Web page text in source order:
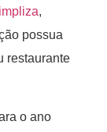
,
possua
restaurante
o ano